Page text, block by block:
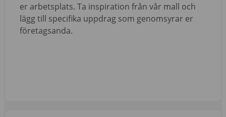
er arbetsplats. Ta inspiration från vår mall och
lägg till specifika uppdrag som genomsyrar er
företagsanda.